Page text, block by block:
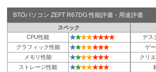
BTOパソコン ZEFT R67DG 性能評価・用途評価
スペック
CPU性能
★★★★★★★★ デス
グラフィック性能
★★★★★★★ ゲ
メモリ性能
★★★★★★★ クリ
ストレージ性能
★★★★★★★